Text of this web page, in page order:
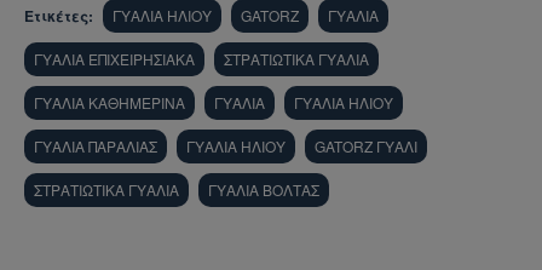
ορατότητα σε κάθε είδους ψηφιακή οθόνη (LCD,
οθόνες οργάνων, HUD), διατηρώντας την κορυφαία
προστασία και την ανθεκτικότητα του
αλουμινένιου σκελετού.
ΓΙΑΤΊ ΝΑ ΕΠΙΛΈΞΕΤΕ NON-POLARIZED
ΦΑΚΟΎΣ;
Ετικέτες: ΓΥΑΛΙΑ ΗΛΙΟΥ GATORZ ΓΥΑΛΙΑ
ΓΥΑΛΙΑ ΕΠΙΧΕΙΡΗΣΙΑΚΑ ΣΤΡΑΤΙΩΤΙΚΑ ΓΥΑΛΙΑ
ΓΥΑΛΙΑ ΚΑΘΗΜΕΡΙΝΑ ΓΥΑΛΙΑ ΓΥΑΛΙΑ ΗΛΙΟΥ
ΓΥΑΛΙΑ ΠΑΡΑΛΙΑΣ ΓΥΑΛΙΑ ΗΛΙΟΥ GATORZ ΓΥΑΛΙ
ΣΤΡΑΤΙΩΤΙΚΑ ΓΥΑΛΙΑ ΓΥΑΛΙΑ ΒΟΛΤΑΣ